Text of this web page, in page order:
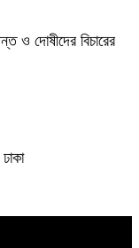
ও দোষীদের বিচারের